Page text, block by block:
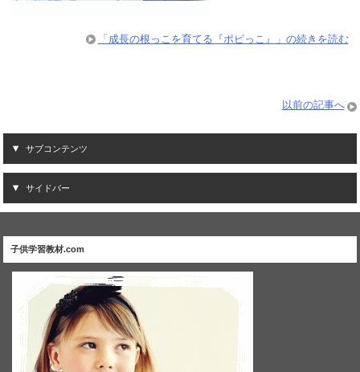
「成長の根っこを育てる『ポピっこ』」の続きを読む
以前の記事へ
サブコンテンツ
サイドバー
子供学習教材.com